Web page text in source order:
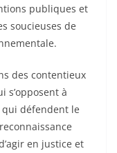
publiques et
soucieuses de
des contentieux
s’opposent à
défendent le
en justice et